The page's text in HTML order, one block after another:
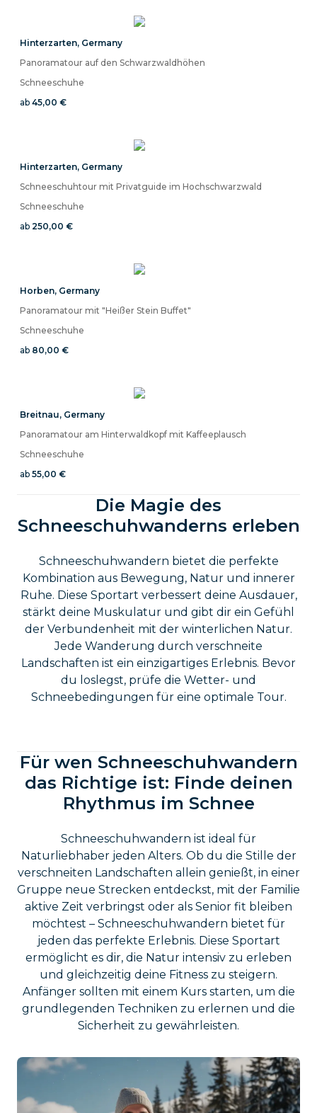
Hinterzarten, Germany
Panoramatour auf den Schwarzwaldhöhen
Schneeschuhe
ab 45,00 €
Hinterzarten, Germany
Schneeschuhtour mit Privatguide im Hochschwarzwald
Schneeschuhe
ab 250,00 €
Horben, Germany
Panoramatour mit "Heißer Stein Buffet"
Schneeschuhe
ab 80,00 €
Breitnau, Germany
Panoramatour am Hinterwaldkopf mit Kaffeeplausch
Schneeschuhe
ab 55,00 €
Die Magie des
Schneeschuhwanderns erleben
Schneeschuhwandern bietet die perfekte
Kombination aus Bewegung, Natur und innerer
Ruhe. Diese Sportart verbessert deine Ausdauer,
stärkt deine Muskulatur und gibt dir ein Gefühl
der Verbundenheit mit der winterlichen Natur.
Jede Wanderung durch verschneite
Landschaften ist ein einzigartiges Erlebnis. Bevor
du loslegst, prüfe die Wetter- und
Schneebedingungen für eine optimale Tour.
Für wen Schneeschuhwandern
das Richtige ist: Finde deinen
Rhythmus im Schnee
Schneeschuhwandern ist ideal für
Naturliebhaber jeden Alters. Ob du die Stille der
verschneiten Landschaften allein genießt, in einer
Gruppe neue Strecken entdeckst, mit der Familie
aktive Zeit verbringst oder als Senior fit bleiben
möchtest – Schneeschuhwandern bietet für
jeden das perfekte Erlebnis. Diese Sportart
ermöglicht es dir, die Natur intensiv zu erleben
und gleichzeitig deine Fitness zu steigern.
Anfänger sollten mit einem Kurs starten, um die
grundlegenden Techniken zu erlernen und die
Sicherheit zu gewährleisten.